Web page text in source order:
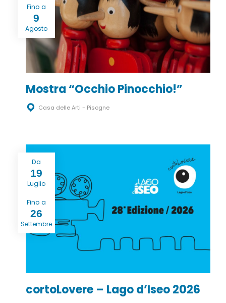
Fino a
9
Agosto
Mostra “Occhio Pinocchio!”
Casa delle Arti - Pisogne
Da
19
Luglio
Fino a
26
Settembre
cortoLovere – Lago d’Iseo 2026